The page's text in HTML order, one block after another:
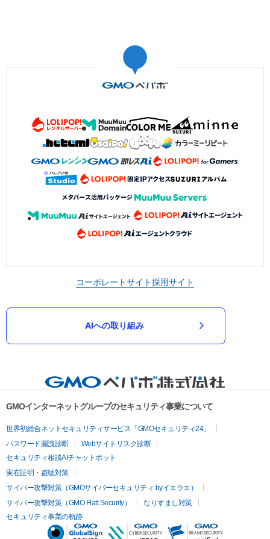
コーポレートサイト採用サイト
AIへの取り組み
GMOインターネットグループのセキュリティ事業について
世界初総合ネットセキュリティサービス「GMOセキュリティ24」
パスワード漏洩診断
Webサイトリスク診断
セキュリティ相談AIチャットボット
実在証明・盗聴対策
サイバー攻撃対策（GMOサイバーセキュリティ byイエラエ）
サイバー攻撃対策（GMO Flatt Security）
なりすまし対策
セキュリティ事業の軌跡